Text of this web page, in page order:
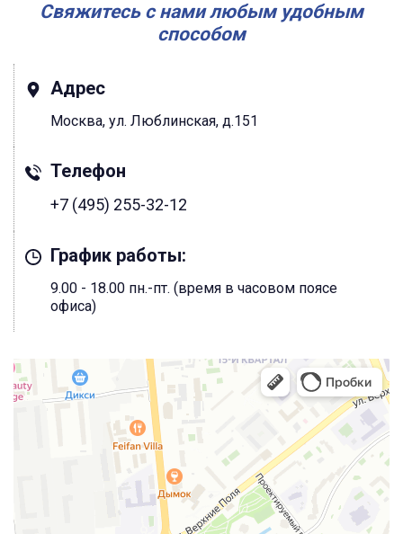
Свяжитесь с нами любым удобным
способом
Адрес
Москва, ул. Люблинская, д.151
Телефон
+7 (495) 255-32-12
График работы:
9.00 - 18.00 пн.-пт. (время в часовом поясе
офиса)